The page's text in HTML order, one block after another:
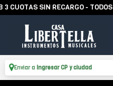
SIN RECARGO - TODOS
Enviar a Ingresar CP y ciudad